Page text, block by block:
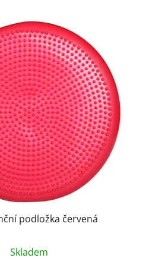
podložka červená
Skladem